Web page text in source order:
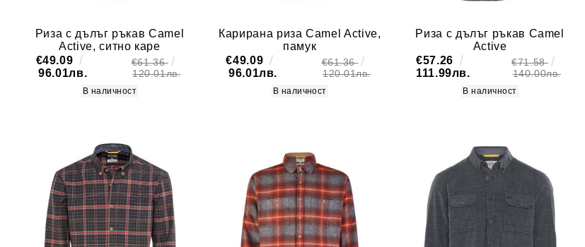
Риза с дълъг ръкав Camel
Active, ситно каре
€49.09
96.01лв.
€61.36
120.01лв.
В наличност
Карирана риза Camel Active,
памук
€49.09
96.01лв.
€61.36
120.01лв.
В наличност
Риза с дълъг ръкав Camel
Active
€57.26
111.99лв.
€71.58
140.00лв.
В наличност